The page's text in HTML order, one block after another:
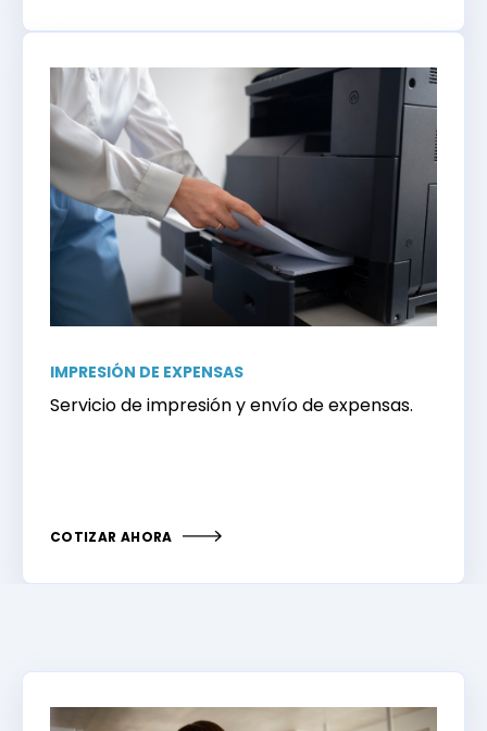
IMPRESIÓN DE EXPENSAS
Servicio de impresión y envío de expensas.
COTIZAR AHORA